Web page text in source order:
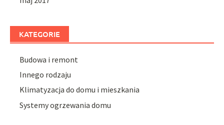
KATEGORIE
Budowa i remont
Innego rodzaju
Klimatyzacja do domu i mieszkania
Systemy ogrzewania domu